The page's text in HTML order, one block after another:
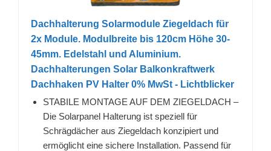
Dachhalterung Solarmodule Ziegeldach für
2x Module. Modulbreite bis 120cm Höhe 30-
45mm. Edelstahl und Aluminium.
Dachhalterungen Solar Balkonkraftwerk
Dachhaken PV Halter 0% MwSt - Lichtblicker
STABILE MONTAGE AUF DEM ZIEGELDACH –
Die Solarpanel Halterung ist speziell für
Schrägdächer aus Ziegeldach konzipiert und
ermöglicht eine sichere Installation. Passend für